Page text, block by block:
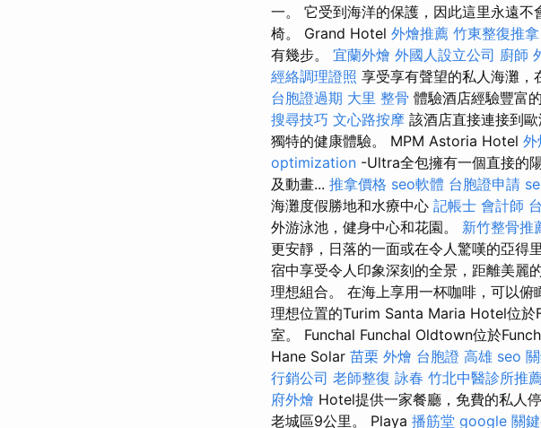
一。 它受到海洋的保護，因此這里永遠
椅。 Grand Hotel 外燴推薦 竹東整復推拿
有幾步。 宜蘭外燴 外國人設立公司 廚師
經絡調理證照 享受享有聲望的私人海灘，
台胞證過期 大里 整骨 體驗酒店經驗豐富
搜尋技巧 文心路按摩 該酒店直接連接到
獨特的健康體驗。 MPM Astoria Hotel
optimization -Ultra全包擁有一個直接的
及動畫... 推拿價格 seo軟體 台胞證申請
海灘度假勝地和水療中心 記帳士 會計師
外游泳池，健身中心和花園。 新竹整骨推
更安靜，日落的一面或在令人驚嘆的亞得
宿中享受令人印象深刻的全景，距離美麗
理想組合。 在海上享用一杯咖啡，可以俯
理想位置的Turim Santa Maria Hotel位於
室。 Funchal Funchal Oldtown位於
Hane Solar 苗栗 外燴 台胞證 高雄 seo
行銷公司 老師整復 詠春 竹北中醫診所推
府外燴 Hotel提供一家餐廳，免費的私人
老城區9公里。 Playa 播筋堂 google 關